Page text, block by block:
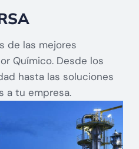
de las mejores
Químico. Desde los
hasta las soluciones
a tu empresa.